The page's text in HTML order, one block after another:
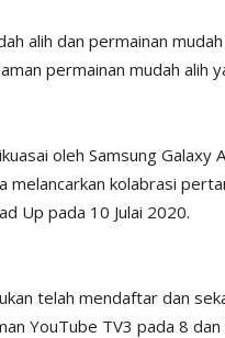
alih dan permainan
permainan mudah
oleh Samsung
melancarkan kolabrasi
Up pada 10 Julai 2020.
telah mendaftar dan
YouTube TV3 pada 8